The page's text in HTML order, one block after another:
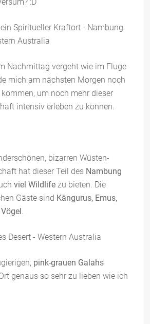
Nachmittag vergeht wie im Fluge
mich am nächsten Morgen noch
um noch mehr dieser
intensiv erleben zu können.
bizarren Wüsten-
hat dieser Teil des Nambung
viel Wildlife zu bieten. Die
Gäste sind Kängurus, Emus,
Vögel
pink-grauen Galahs
genaus so sehr zu lieben wie ich